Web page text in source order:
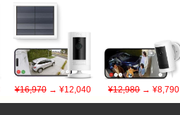
¥16,970→ ¥12,040 ¥12,980→ ¥8,790